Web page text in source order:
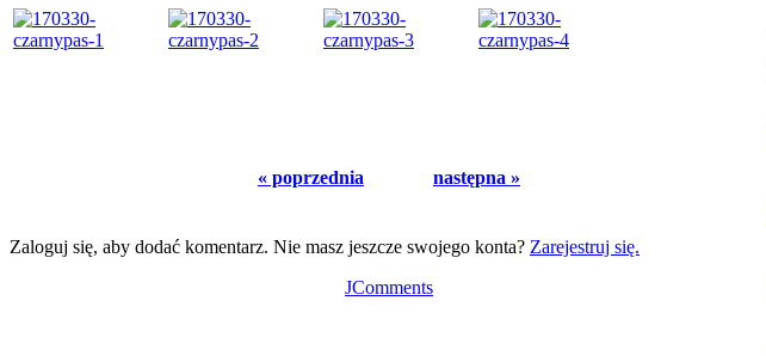
« poprzednia następna »
Zaloguj się, aby dodać komentarz. Nie masz jeszcze swojego konta? Zarejestruj się.
JComments